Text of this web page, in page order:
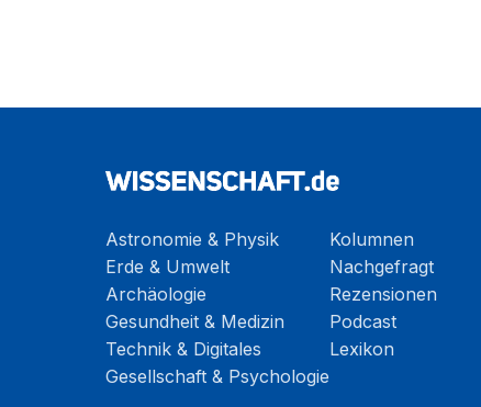
Astronomie & Physik
Erde & Umwelt
Archäologie
Gesundheit & Medizin
Technik & Digitales
Gesellschaft & Psychologie
Kolumnen
Nachgefragt
Rezensionen
Podcast
Lexikon